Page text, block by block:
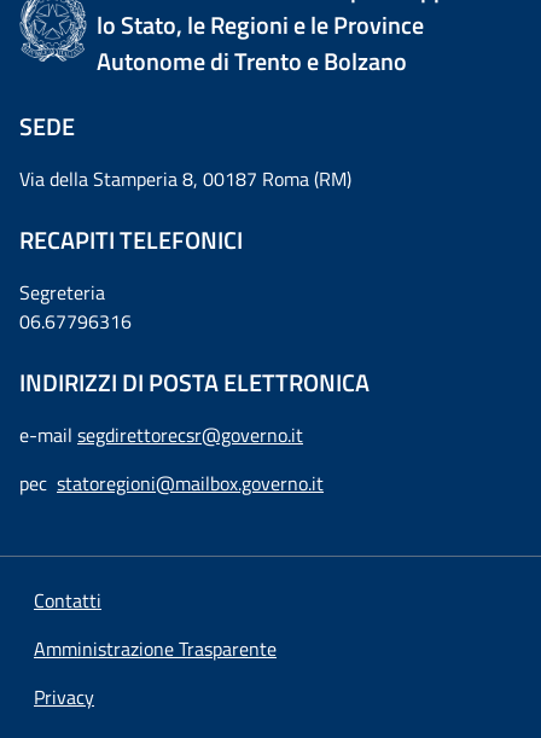
lo Stato, le Regioni e le Province
Autonome di Trento e Bolzano
SEDE
Via della Stamperia 8, 00187 Roma (RM)
RECAPITI TELEFONICI
Segreteria
06.67796316
INDIRIZZI DI POSTA ELETTRONICA
e-mail segdirettorecsr@governo.it
pec statoregioni@mailbox.governo.it
Contatti
Amministrazione Trasparente
Privacy